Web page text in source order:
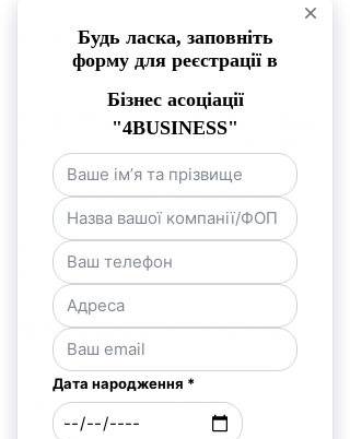
середнього бізнесу за підтримки
Центру міжнародного приватного
підприємництва (CIPE).
Організатори та партнери заходу:
Асоціація органів місцевого
самоврядування Волинської області
«Волинська економічна ліга»,
Волинська Торгово-Промислова
Палата.
Що обговорюватимуть учасники?
У фокусі заходу:
· роль регіонального приватного
сектору у макроекономічному
відновленні України;